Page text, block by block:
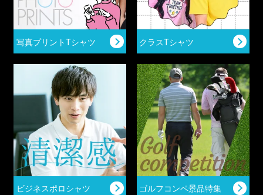
写真プリントTシャツ クラスTシャツ
ビジネスポロシャツ ゴルフコンペ景品特集